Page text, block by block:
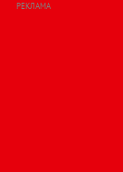
РЕКЛАМА